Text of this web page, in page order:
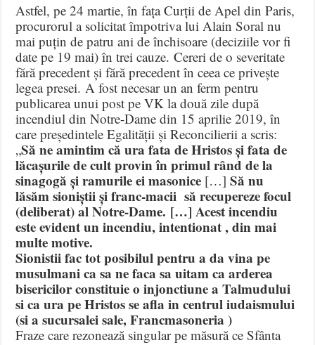
Astfel, pe 24 martie, în fața Curții de Apel din Paris,
procurorul a solicitat împotriva lui Alain Soral nu
mai puțin de patru ani de închisoare (deciziile vor fi
date pe 19 mai) în trei cauze. Cereri de o severitate
fără precedent și fără precedent în ceea ce privește
legea presei. A fost necesar un an ferm pentru
publicarea unui post pe VK la două zile după
incendiul din Notre-Dame din 15 aprilie 2019, în
care președintele Egalității și Reconcilierii a scris:
„Să ne amintim că ura fata de Hristos și fata de
lăcașurile de cult provin în primul rând de la
sinagogă și ramurile ei masonice […]Să nu
lăsăm sioniștii și franc-macii să recupereze focul
(deliberat) al Notre-Dame. […] Acest incendiu
este evident un incendiu, intentionat , din mai
multe motive.
Sionistii fac tot posibilul pentru a da vina pe
musulmani ca sa ne faca sa uitam ca arderea
bisericilor constituie o injonctiune a Talmudului
si ca ura pe Hristos se afla in centrul iudaismului
(si a sucursalei sale, Francmasoneria )
Fraze care rezonează singular pe măsură ce Sfânta